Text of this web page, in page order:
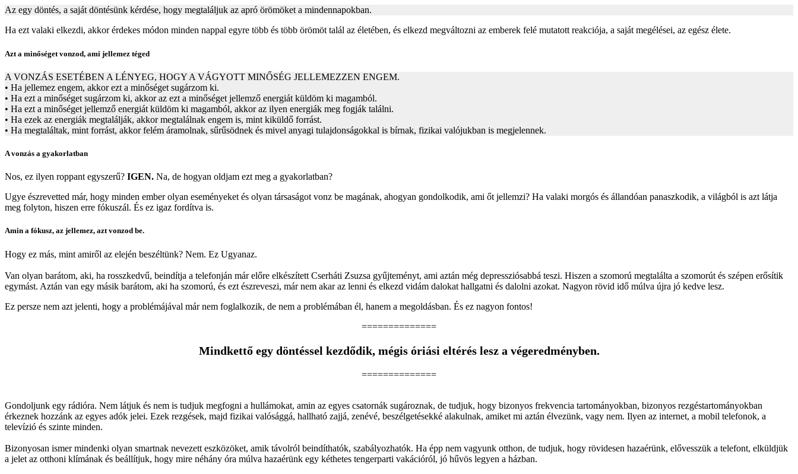
Az egy döntés, a saját döntésünk kérdése, hogy megtaláljuk az apró örömöket a mindennapokban.
Ha ezt valaki elkezdi, akkor érdekes módon minden nappal egyre több és több örömöt talál az életében, és elkezd megváltozni az emberek felé mutatott reakciója, a saját megélései, az egész élete.
Azt a minőséget vonzod, ami jellemez téged
A VONZÁS ESETÉBEN A LÉNYEG, HOGY A VÁGYOTT MINŐSÉG JELLEMEZZEN ENGEM.
• Ha jellemez engem, akkor ezt a minőséget sugárzom ki.
• Ha ezt a minőséget sugárzom ki, akkor az ezt a minőséget jellemző energiát küldöm ki magamból.
• Ha ezt a minőséget jellemző energiát küldöm ki magamból, akkor az ilyen energiák meg fogják találni.
• Ha ezek az energiák megtalálják, akkor megtalálnak engem is, mint kiküldő forrást.
• Ha megtaláltak, mint forrást, akkor felém áramolnak, sűrűsödnek és mivel anyagi tulajdonságokkal is bírnak, fizikai valójukban is megjelennek.
A vonzás a gyakorlatban
Nos, ez ilyen roppant egyszerű? IGEN. Na, de hogyan oldjam ezt meg a gyakorlatban?
Ugye észrevetted már, hogy minden ember olyan eseményeket és olyan társaságot vonz be magának, ahogyan gondolkodik, ami őt jellemzi? Ha valaki morgós és állandóan panaszkodik, a világból is azt látja
meg folyton, hiszen erre fókuszál. És ez igaz fordítva is.
Amin a fókusz, az jellemez, azt vonzod be.
Hogy ez más, mint amiről az elején beszéltünk? Nem. Ez Ugyanaz.
Van olyan barátom, aki, ha rosszkedvű, beindítja a telefonján már előre elkészített Cserháti Zsuzsa gyűjteményt, ami aztán még depressziósabbá teszi. Hiszen a szomorú megtalálta a szomorút és szépen erősítik
egymást. Aztán van egy másik barátom, aki ha szomorú, és ezt észreveszi, már nem akar az lenni és elkezd vidám dalokat hallgatni és dalolni azokat. Nagyon rövid idő múlva újra jó kedve lesz.
Ez persze nem azt jelenti, hogy a problémájával már nem foglalkozik, de nem a problémában él, hanem a megoldásban. És ez nagyon fontos!
==============
Mindkettő egy döntéssel kezdődik, mégis óriási eltérés lesz a végeredményben.
==============
Gondoljunk egy rádióra. Nem látjuk és nem is tudjuk megfogni a hullámokat, amin az egyes csatornák sugároznak, de tudjuk, hogy bizonyos frekvencia tartományokban, bizonyos rezgéstartományokban
érkeznek hozzánk az egyes adók jelei. Ezek rezgések, majd fizikai valósággá, hallható zajjá, zenévé, beszélgetésekké alakulnak, amiket mi aztán élvezünk, vagy nem. Ilyen az internet, a mobil telefonok, a
televízió és szinte minden.
Bizonyosan ismer mindenki olyan smartnak nevezett eszközöket, amik távolról beindíthatók, szabályozhatók. Ha épp nem vagyunk otthon, de tudjuk, hogy rövidesen hazaérünk, elővesszük a telefont, elküldjük
a jelet az otthoni klímának és beállítjuk, hogy mire néhány óra múlva hazaérünk egy kéthetes tengerparti vakációról, jó hűvös legyen a házban.